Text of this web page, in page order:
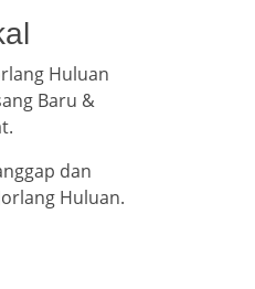
Huluan
Baru &
dan
Huluan.